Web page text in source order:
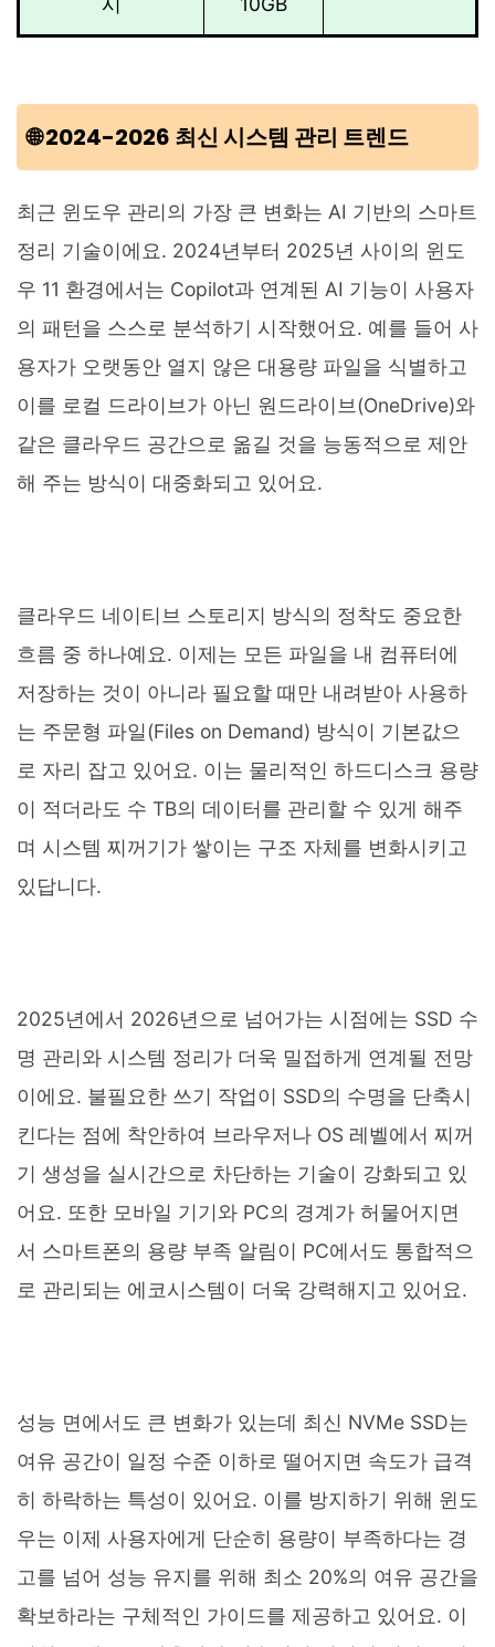
🌐 2024-2026 최신 시스템 관리 트렌드
최근 윈도우 관리의 가장 큰 변화는 AI 기반의 스마트
정리 기술이에요. 2024년부터 2025년 사이의 윈도
우 11 환경에서는 Copilot과 연계된 AI 기능이 사용자
의 패턴을 스스로 분석하기 시작했어요. 예를 들어 사
용자가 오랫동안 열지 않은 대용량 파일을 식별하고
이를 로컬 드라이브가 아닌 원드라이브(OneDrive)와
같은 클라우드 공간으로 옮길 것을 능동적으로 제안
해 주는 방식이 대중화되고 있어요.
클라우드 네이티브 스토리지 방식의 정착도 중요한
흐름 중 하나예요. 이제는 모든 파일을 내 컴퓨터에
저장하는 것이 아니라 필요할 때만 내려받아 사용하
는 주문형 파일(Files on Demand) 방식이 기본값으
로 자리 잡고 있어요. 이는 물리적인 하드디스크 용량
이 적더라도 수 TB의 데이터를 관리할 수 있게 해주
며 시스템 찌꺼기가 쌓이는 구조 자체를 변화시키고
있답니다.
2025년에서 2026년으로 넘어가는 시점에는 SSD 수
명 관리와 시스템 정리가 더욱 밀접하게 연계될 전망
이에요. 불필요한 쓰기 작업이 SSD의 수명을 단축시
킨다는 점에 착안하여 브라우저나 OS 레벨에서 찌꺼
기 생성을 실시간으로 차단하는 기술이 강화되고 있
어요. 또한 모바일 기기와 PC의 경계가 허물어지면
서 스마트폰의 용량 부족 알림이 PC에서도 통합적으
로 관리되는 에코시스템이 더욱 강력해지고 있어요.
성능 면에서도 큰 변화가 있는데 최신 NVMe SSD는
여유 공간이 일정 수준 이하로 떨어지면 속도가 급격
히 하락하는 특성이 있어요. 이를 방지하기 위해 윈도
우는 이제 사용자에게 단순히 용량이 부족하다는 경
고를 넘어 성능 유지를 위해 최소 20%의 여유 공간을
확보하라는 구체적인 가이드를 제공하고 있어요. 이